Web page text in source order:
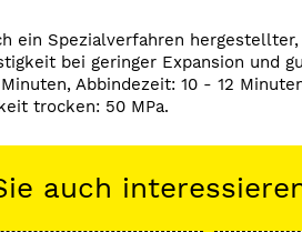
ein Spezialverfahren
bei geringer Expansion und
Abbindezeit: 10 - 12
trocken: 50 MPa.
auch